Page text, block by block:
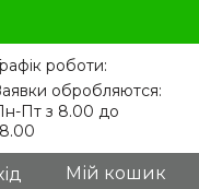
роботи:
обробляются:
Пт з 8.00 до
Мій кошик